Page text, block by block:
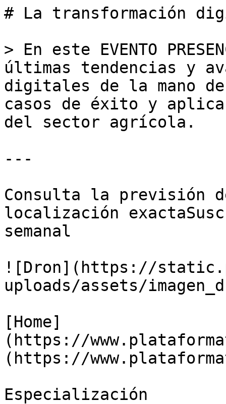
# La transformación
> En este EVENTO
últimas tendencias y
digitales de la mano
casos de éxito y
del sector agrícola.
---
Consulta la previsión
localización
semanal
![Dron](https://
uploads/assets/
[Home]
(https://
(https://
Especialización